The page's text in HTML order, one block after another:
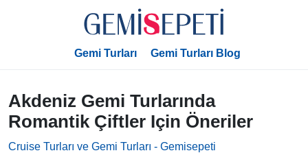
Gemi Turları Gemi Turları Blog
Akdeniz Gemi Turlarında
Romantik Çiftler Için Öneriler
Cruise Turları ve Gemi Turları - Gemisepeti